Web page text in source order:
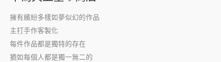
擁有繽紛多樣如夢似幻的作品
主打手作客製化
每件作品都是獨特的存在
猶如每個人都是獨一無二的